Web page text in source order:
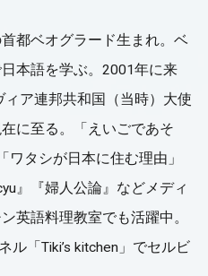
都ベオグラード生まれ。ベ
本語を学ぶ。2001年に来
ア連邦共和国（当時）大使
に至る。「えいごであそ
タシが日本に住む理由」
』『婦人公論』などメディ
英語料理教室でも活躍中。
ル「Tiki’s kitchen」でセルビ